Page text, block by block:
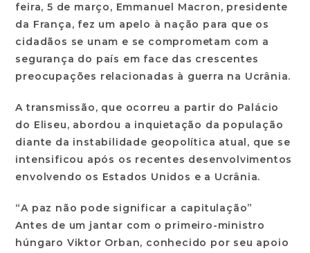
feira, 5 de março, Emmanuel Macron, presidente
da França, fez um apelo à nação para que os
cidadãos se unam e se comprometam com a
segurança do país em face das crescentes
preocupações relacionadas à guerra na Ucrânia.
A transmissão, que ocorreu a partir do Palácio
do Eliseu, abordou a inquietação da população
diante da instabilidade geopolítica atual, que se
intensificou após os recentes desenvolvimentos
envolvendo os Estados Unidos e a Ucrânia.
“A paz não pode significar a capitulação”
Antes de um jantar com o primeiro-ministro
húngaro Viktor Orban, conhecido por seu apoio